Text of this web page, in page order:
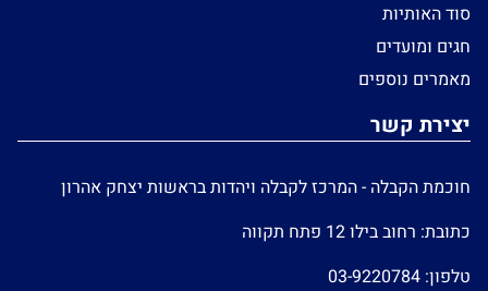
סוד האותיות
חגים ומועדים
מאמרים נוספים
יצירת קשר
חוכמת הקבלה - המרכז לקבלה ויהדות בראשות יצחק אהרון
כתובת: רחוב בילו 12 פתח תקווה
טלפון: 03-9220784